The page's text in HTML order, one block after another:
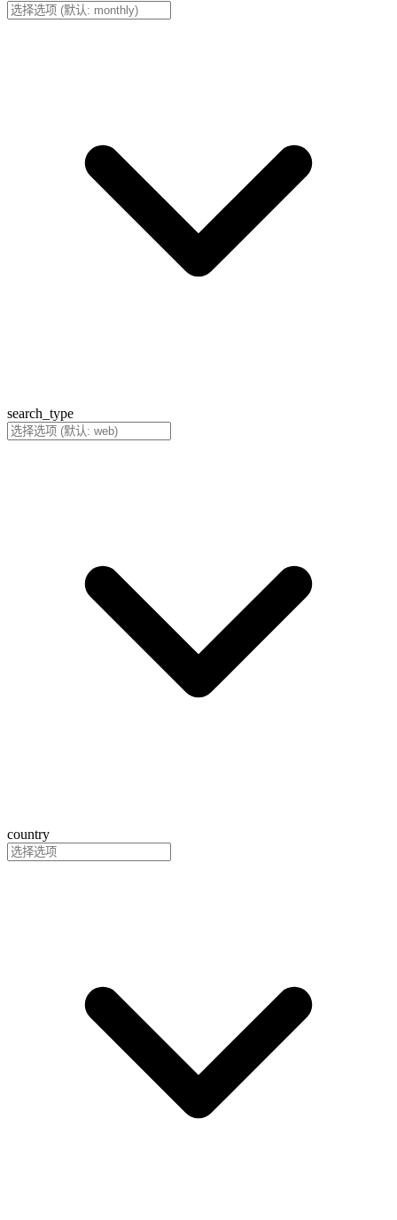
search_type
country